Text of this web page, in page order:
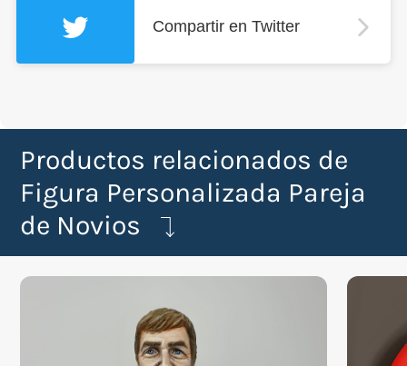
Compartir en Twitter
Productos relacionados de
Figura Personalizada Pareja
de Novios